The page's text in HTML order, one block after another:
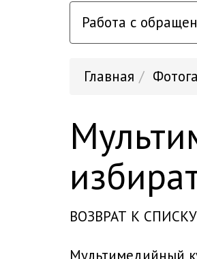
Работа с
Главная
ВОЗВРАТ К СПИСКУ
мультимедийный